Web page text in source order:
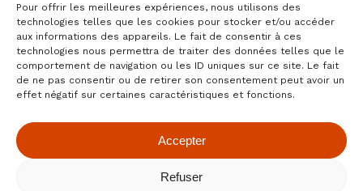
Pour offrir les meilleures expériences, nous utilisons des
technologies telles que les cookies pour stocker et/ou accéder
aux informations des appareils. Le fait de consentir à ces
technologies nous permettra de traiter des données telles que le
comportement de navigation ou les ID uniques sur ce site. Le fait
de ne pas consentir ou de retirer son consentement peut avoir un
effet négatif sur certaines caractéristiques et fonctions.
Accepter
Refuser
Politique qualité
Blog recettes
Événements
Conditions générales de ventes